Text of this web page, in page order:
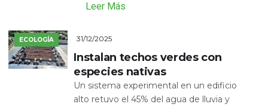
Leer Más
ECOLOGÍA 31/12/2025
Instalan techos verdes con
especies nativas
Un sistema experimental en un edificio
alto retuvo el 45% del agua de lluvia y